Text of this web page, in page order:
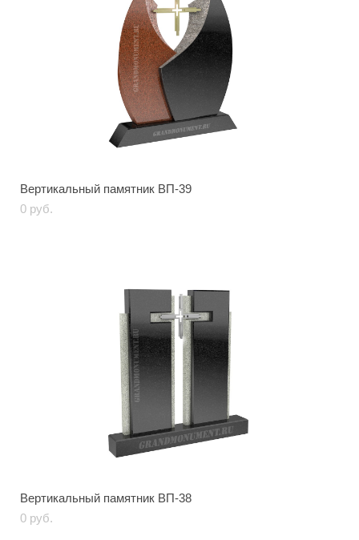
Вертикальный памятник ВП-39
0 pуб.
Вертикальный памятник ВП-38
0 pуб.